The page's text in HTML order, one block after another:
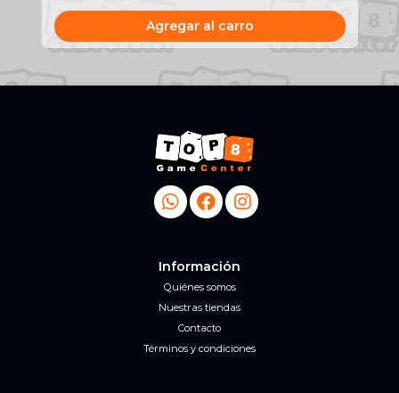
Agregar al carro
Información
Quiénes somos
Nuestras tiendas
Contacto
Términos y condiciones